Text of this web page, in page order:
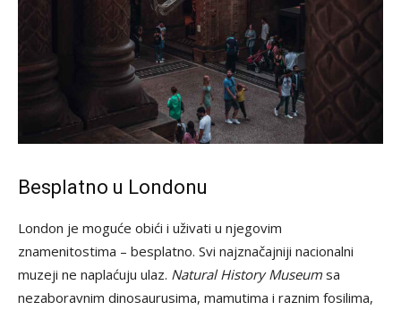
Besplatno u Londonu
London je moguće obići i uživati u njegovim
znamenitostima – besplatno. Svi najznačajniji nacionalni
muzeji ne naplaćuju ulaz. Natural History Museum sa
nezaboravnim dinosaurusima, mamutima i raznim fosilima,